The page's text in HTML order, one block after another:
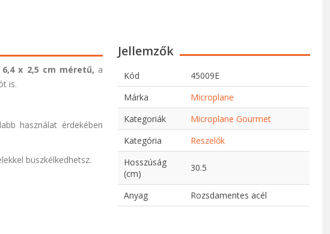
6,4 x 2,5 cm méretű, a
is.
használat érdekében
büszkélkedhetsz.
Jellemzők
Kód
45009E
Márka
Microplane
Kategoriák
Microplane Gourmet
Kategória
Reszelők
Hosszúság
(cm)
30.5
Anyag Rozsdamentes acél